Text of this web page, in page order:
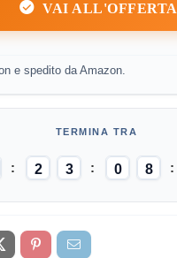
VAI ALL'OFFERTA
e spedito da Amazon.
2 3 0 8